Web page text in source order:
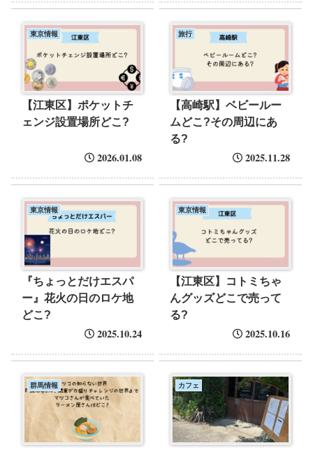
東京情報
【江東区】ポケットチ
ェンジ設置場所どこ?
2026.01.08
旅行
【高崎駅】ベビールー
ムどこ?その周辺にあ
る?
2025.11.28
東京情報
『ちょっとだけエスパ
ー』花火の日のロケ地
どこ?
2025.10.24
東京情報
【江東区】コトミちゃ
んグッズどこで売って
る?
2025.10.16
群馬情報 カフェ